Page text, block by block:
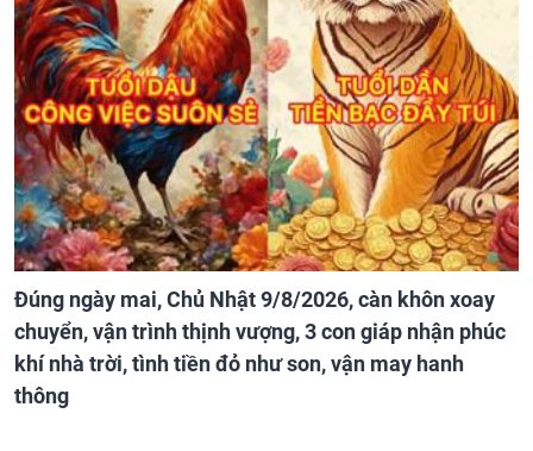
Đúng ngày mai, Chủ Nhật 9/8/2026, càn khôn xoay
chuyển, vận trình thịnh vượng, 3 con giáp nhận phúc
khí nhà trời, tình tiền đỏ như son, vận may hanh
thông